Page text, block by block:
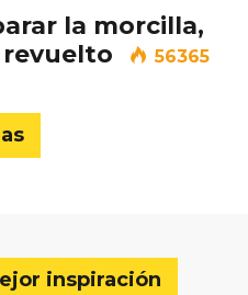
la morcilla,
56365
inspiración